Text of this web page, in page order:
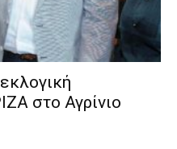
στο Αγρίνιο